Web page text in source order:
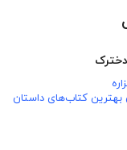
بهترین کتاب‌های داستان